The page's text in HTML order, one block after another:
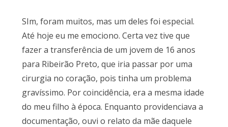
SIm, foram muitos, mas um deles foi especial.
Até hoje eu me emociono. Certa vez tive que
fazer a transferência de um jovem de 16 anos
para Ribeirão Preto, que iria passar por uma
cirurgia no coração, pois tinha um problema
gravíssimo. Por coincidência, era a mesma idade
do meu filho à época. Enquanto providenciava a
documentação, ouvi o relato da mãe daquele